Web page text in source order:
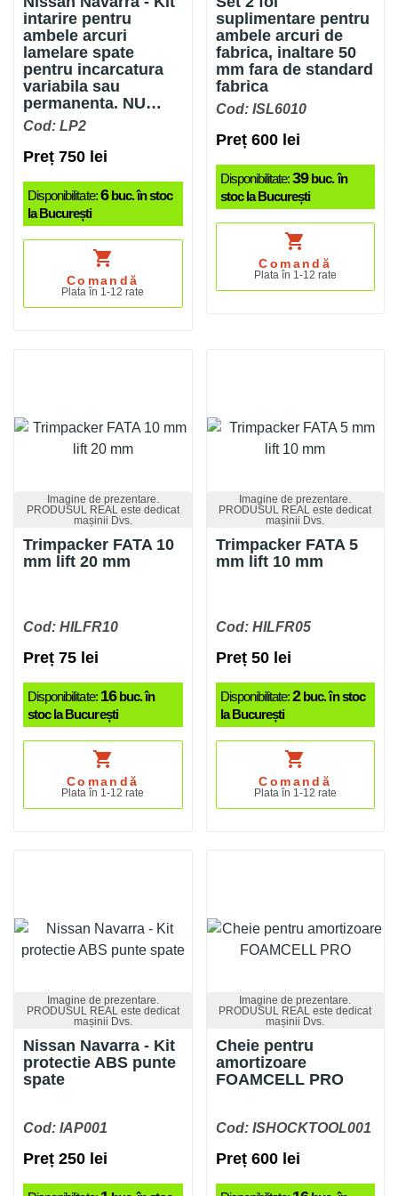
intarire pentru
ambele arcuri
lamelare spate
pentru incarcatura
variabila sau
permanenta. NU
inalta masina
Cod: LP2
Preț 750 lei
Disponibilitate:6buc. în stoc
la București
shopping_cart
Comandă
Plata în 1-12 rate
suplimentare pentru
ambele arcuri de
fabrica, inaltare 50
mm fara de standard
fabrica
Cod: ISL6010
Preț 600 lei
Disponibilitate:39buc. în
stoc la București
shopping_cart
Comandă
Plata în 1-12 rate
Imagine de prezentare.
PRODUSUL REAL este dedicat
mașinii Dvs.
Trimpacker FATA 10
mm lift 20 mm
Cod: HILFR10
Preț 75 lei
Disponibilitate: 16buc. în
stoc la București
shopping_cart
Comandă
Plata în 1-12 rate
Imagine de prezentare.
PRODUSUL REAL este dedicat
mașinii Dvs.
Trimpacker FATA 5
mm lift 10 mm
Cod: HILFR05
Preț 50 lei
Disponibilitate:2buc. în stoc
la București
shopping_cart
Comandă
Plata în 1-12 rate
Imagine de prezentare.
PRODUSUL REAL este dedicat
mașinii Dvs.
Nissan Navarra - Kit
protectie ABS punte
spate
Cod: IAP001
Preț 250 lei
Imagine de prezentare.
PRODUSUL REAL este dedicat
mașinii Dvs.
Cheie pentru
amortizoare
FOAMCELL PRO
Cod: ISHOCKTOOL001
Preț 600 lei